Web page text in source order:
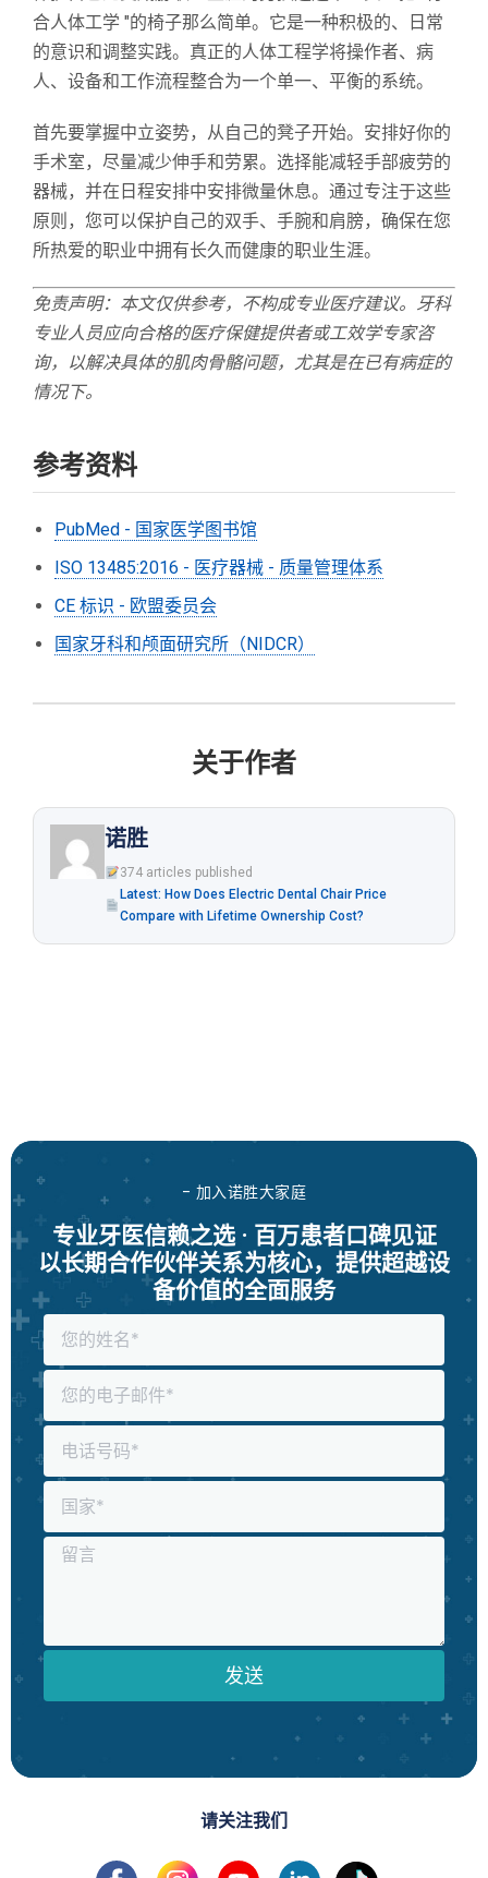
合人体工学 "的椅子那么简单。它是一种积极的、日常
的意识和调整实践。真正的人体工程学将操作者、病
人、设备和工作流程整合为一个单一、平衡的系统。
首先要掌握中立姿势，从自己的凳子开始。安排好你的
手术室，尽量减少伸手和劳累。选择能减轻手部疲劳的
器械，并在日程安排中安排微量休息。通过专注于这些
原则，您可以保护自己的双手、手腕和肩膀，确保在您
所热爱的职业中拥有长久而健康的职业生涯。
免责声明：本文仅供参考，不构成专业医疗建议。牙科
专业人员应向合格的医疗保健提供者或工效学专家咨
询，以解决具体的肌肉骨骼问题，尤其是在已有病症的
情况下。
参考资料
PubMed - 国家医学图书馆
ISO 13485:2016 - 医疗器械 - 质量管理体系
CE 标识 - 欧盟委员会
国家牙科和颅面研究所（NIDCR）
关于作者
诺胜
374 articles published
Latest: How Does Electric Dental Chair Price
Compare with Lifetime Ownership Cost?
- 加入诺胜大家庭
专业牙医信赖之选 · 百万患者口碑见证
以长期合作伙伴关系为核心，提供超越设
备价值的全面服务
发送
请关注我们